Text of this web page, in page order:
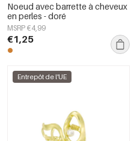
Noeud avec barrette à cheveux
en perles - doré
MSRP €4,99
€1,25
Entrepôt de l'UE